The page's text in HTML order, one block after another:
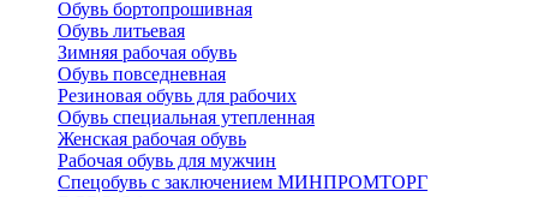
Обувь бортопрошивная
Обувь литьевая
Зимняя рабочая обувь
Обувь повседневная
Резиновая обувь для рабочих
Обувь специальная утепленная
Женская рабочая обувь
Рабочая обувь для мужчин
Спецобувь с заключением МИНПРОМТОРГ